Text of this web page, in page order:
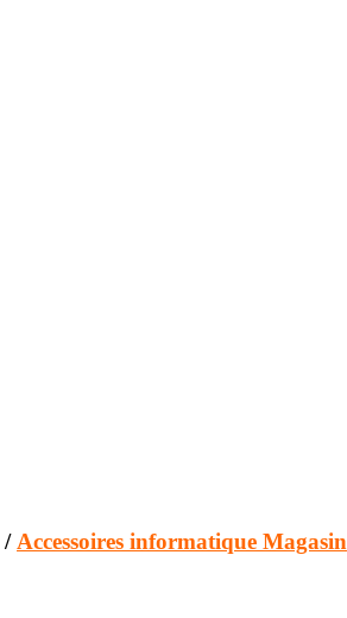
/ Accessoires informatique Magasin